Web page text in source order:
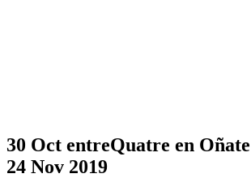
30 Oct entreQuatre en
24 Nov 2019